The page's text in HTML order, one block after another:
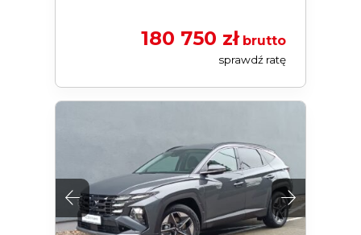
180 750 złbrutto
sprawdź ratę